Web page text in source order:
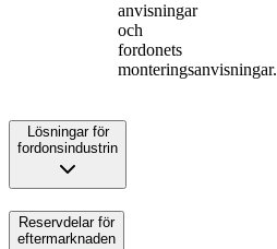
anvisningar
och
fordonets
monteringsanvisningar.
Lösningar för
fordonsindustrin
Reservdelar för
eftermarknaden